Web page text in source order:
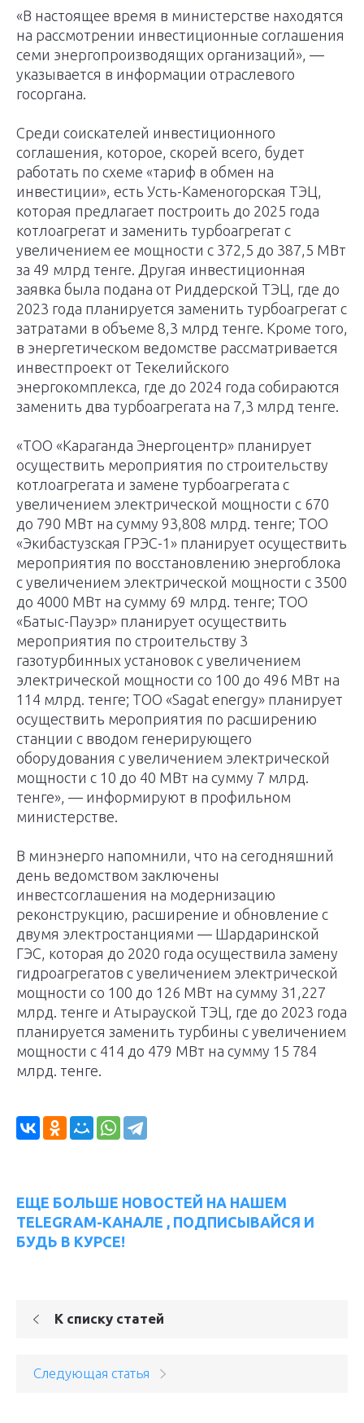
«В настоящее время в министерстве находятся
на рассмотрении инвестиционные соглашения
семи энергопроизводящих организаций», —
указывается в информации отраслевого
госоргана.
Среди соискателей инвестиционного
соглашения, которое, скорей всего, будет
работать по схеме «тариф в обмен на
инвестиции», есть Усть-Каменогорская ТЭЦ,
которая предлагает построить до 2025 года
котлоагрегат и заменить турбоагрегат с
увеличением ее мощности с 372,5 до 387,5 МВт
за 49 млрд тенге. Другая инвестиционная
заявка была подана от Риддерской ТЭЦ, где до
2023 года планируется заменить турбоагрегат с
затратами в объеме 8,3 млрд тенге. Кроме того,
в энергетическом ведомстве рассматривается
инвестпроект от Текелийского
энергокомплекса, где до 2024 года собираются
заменить два турбоагрегата на 7,3 млрд тенге.
«ТОО «Караганда Энергоцентр» планирует
осуществить мероприятия по строительству
котлоагрегата и замене турбоагрегата с
увеличением электрической мощности с 670
до 790 МВт на сумму 93,808 млрд. тенге; ТОО
«Экибастузская ГРЭС-1» планирует осуществить
мероприятия по восстановлению энергоблока
с увеличением электрической мощности с 3500
до 4000 МВт на сумму 69 млрд. тенге; ТОО
«Батыс-Пауэр» планирует осуществить
мероприятия по строительству 3
газотурбинных установок с увеличением
электрической мощности со 100 до 496 МВт на
114 млрд. тенге; ТОО «Sagat energy» планирует
осуществить мероприятия по расширению
станции с вводом генерирующего
оборудования с увеличением электрической
мощности с 10 до 40 МВт на сумму 7 млрд.
тенге», — информируют в профильном
министерстве.
В минэнерго напомнили, что на сегодняшний
день ведомством заключены
инвестсоглашения на модернизацию
реконструкцию, расширение и обновление с
двумя электростанциями — Шардаринской
ГЭС, которая до 2020 года осуществила замену
гидроагрегатов с увеличением электрической
мощности со 100 до 126 МВт на сумму 31,227
млрд. тенге и Атырауской ТЭЦ, где до 2023 года
планируется заменить турбины с увеличением
мощности с 414 до 479 МВт на сумму 15 784
млрд. тенге.
ЕЩЕ БОЛЬШЕ НОВОСТЕЙ НА НАШЕМ
TELEGRAM-КАНАЛЕ , ПОДПИСЫВАЙСЯ И
БУДЬ В КУРСЕ!
К списку статей
Следующая статья